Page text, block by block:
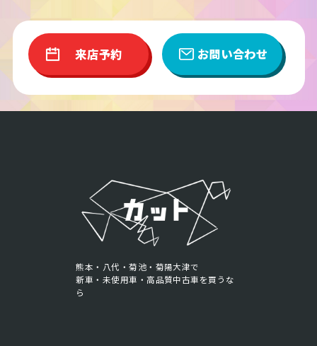
来店予約 お問い合わせ
熊本・八代・菊池・菊陽大津で
新車・未使用車・高品質中古車を買うな
ら